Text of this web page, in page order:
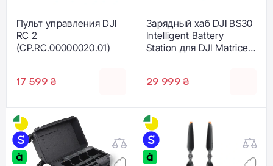
Пульт управления DJI
RC 2
(CP.RC.00000020.01)
17 599 ₴
Зарядный хаб DJI BS30
Intelligent Battery
Station для DJI Matrice
29 999 ₴